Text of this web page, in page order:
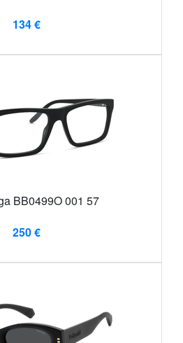
134 €
BB0499O 001 57
250 €